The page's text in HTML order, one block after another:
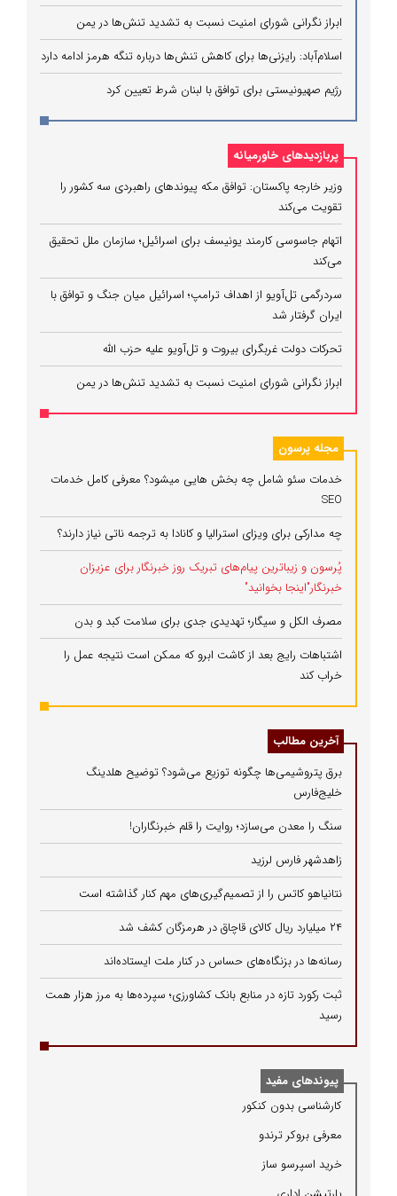
ابراز نگرانی شورای امنیت نسبت به تشدید تنش‌ها در یمن
اسلام‌آباد: رایزنی‌ها برای کاهش تنش‌ها درباره تنگه هرمز ادامه دارد
رژیم صهیونیستی برای توافق با لبنان شرط تعیین کرد
پربازدیدهای خاورمیانه
وزیر خارجه پاکستان: توافق مکه پیوندهای راهبردی سه کشور را
تقویت می‌کند
اتهام جاسوسی کارمند یونیسف برای اسرائیل؛ سازمان ملل تحقیق
می‌کند
سردرگمی تل‌آویو از اهداف ترامپ؛ اسرائیل میان جنگ و توافق با
ایران گرفتار شد
تحرکات دولت غربگرای بیروت و تل‌آویو علیه حزب الله
ابراز نگرانی شورای امنیت نسبت به تشدید تنش‌ها در یمن
مجله پرسون
خدمات سئو شامل چه بخش هایی میشود؟ معرفی کامل خدمات
SEO
چه مدارکی برای ویزای استرالیا و کانادا به ترجمه ناتی نیاز دارند؟
پُرسون و زیباترین پیام‌های تبریک روز خبرنگار برای عزیزان
خبرنگار"اینجا بخوانید"
مصرف الکل و سیگار؛ تهدیدی جدی برای سلامت کبد و بدن
اشتباهات رایج بعد از کاشت ابرو که ممکن است نتیجه عمل را
خراب کند
آخرین مطالب
برق پتروشیمی‌ها چگونه توزیع می‌شود؟ توضیح هلدینگ
خلیج‌فارس
سنگ را معدن می‌سازد؛ روایت را قلم خبرنگاران!
زاهدشهر فارس لرزید
نتانیاهو کاتس را از تصمیم‌گیری‌های مهم کنار گذاشته است
۲۴ میلیارد ریال کالای قاچاق در هرمزگان کشف شد
رسانه‌ها در بزنگاه‌های حساس در کنار ملت ایستاده‌اند
ثبت رکورد تازه در منابع بانک کشاورزی؛ سپرده‌ها به مرز هزار همت
رسید
پیوندهای مفید
كارشناسی بدون كنكور
معرفی بروكر ترندو
خرید اسپرسو ساز